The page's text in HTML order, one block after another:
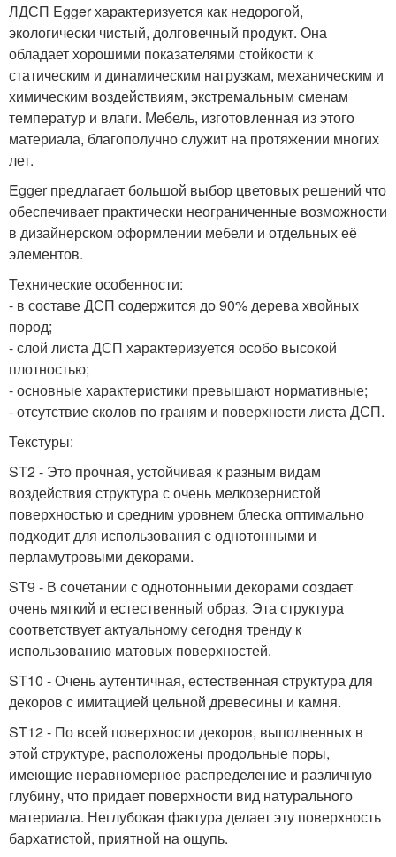
ЛДСП Egger характеризуется как недорогой,
экологически чистый, долговечный продукт. Она
обладает хорошими показателями стойкости к
статическим и динамическим нагрузкам, механическим и
химическим воздействиям, экстремальным сменам
температур и влаги. Мебель, изготовленная из этого
материала, благополучно служит на протяжении многих
лет.
Egger предлагает большой выбор цветовых решений что
обеспечивает практически неограниченные возможности
в дизайнерском оформлении мебели и отдельных её
элементов.
Технические особенности:
- в составе ДСП содержится до 90% дерева хвойных
пород;
- слой листа ДСП характеризуется особо высокой
плотностью;
- основные характеристики превышают нормативные;
- отсутствие сколов по граням и поверхности листа ДСП.
Текстуры:
ST2 - Это прочная, устойчивая к разным видам
воздействия структура с очень мелкозернистой
поверхностью и средним уровнем блеска оптимально
подходит для использования с однотонными и
перламутровыми декорами.
ST9 - В сочетании с однотонными декорами создает
очень мягкий и естественный образ. Эта структура
соответствует актуальному сегодня тренду к
использованию матовых поверхностей.
ST10 - Очень аутентичная, естественная структура для
декоров с имитацией цельной древесины и камня.
ST12 - По всей поверхности декоров, выполненных в
этой структуре, расположены продольные поры,
имеющие неравномерное распределение и различную
глубину, что придает поверхности вид натурального
материала. Неглубокая фактура делает эту поверхность
бархатистой, приятной на ощупь.